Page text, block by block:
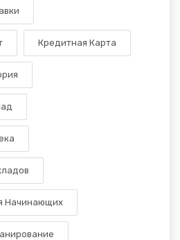
Кредитная Карта
Начинающих